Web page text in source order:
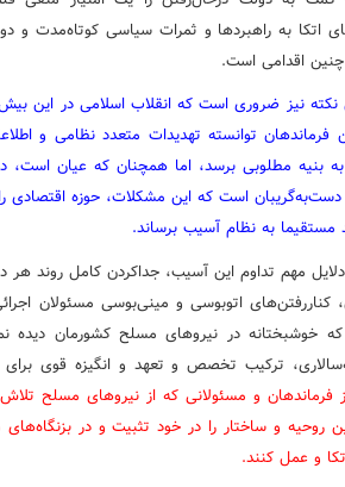
اتکا به راهبردها و ثمرات سیاسی کوتاه‌مدت و
چنین اقدامی است.
نکته نیز ضروری است که انقلاب اسلامی در این
فرماندهان توانسته تهدیدات متعدد نظامی و
بنیه مطلوبی برسد، اما همچنان که عیان است،
دست‌به‌گریبان است که این مشکلات، حوزه اقتصادی
مستقیما به نظام آسیب برساند.
مهم تداوم این آسیب، جداکردن کامل روند
کناررفتن‌های اتوبوسی و مینی‌بوسی مسئولان
خوشبختانه در نیروهای مسلح کشورمان دیده
ترکیب تخصص و تعهد و انگیزه قوی
فرماندهان و مسئولانی که از نیروهای مسلح
روحیه و ساختار را در خود تثبیت و در
و عمل کنند.